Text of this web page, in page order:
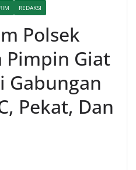
Sinergi dengan
REDAKSI
Polsek
Pimpin Giat
Gabungan
Pekat, Dan